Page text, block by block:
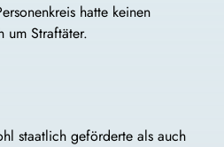
hatte keinen
um Straftäter.
staatlich geförderte als auch